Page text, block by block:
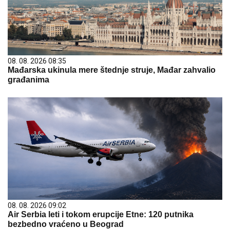
08. 08. 2026 08:35
Mađarska ukinula mere štednje struje, Mađar zahvalio
građanima
08. 08. 2026 09:02
Air Serbia leti i tokom erupcije Etne: 120 putnika
bezbedno vraćeno u Beograd